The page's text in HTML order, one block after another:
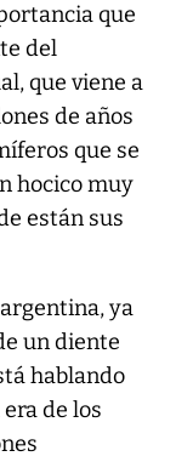
que
del
que viene a
de años
que se
hocico muy
están sus
ya
un diente
hablando
de los